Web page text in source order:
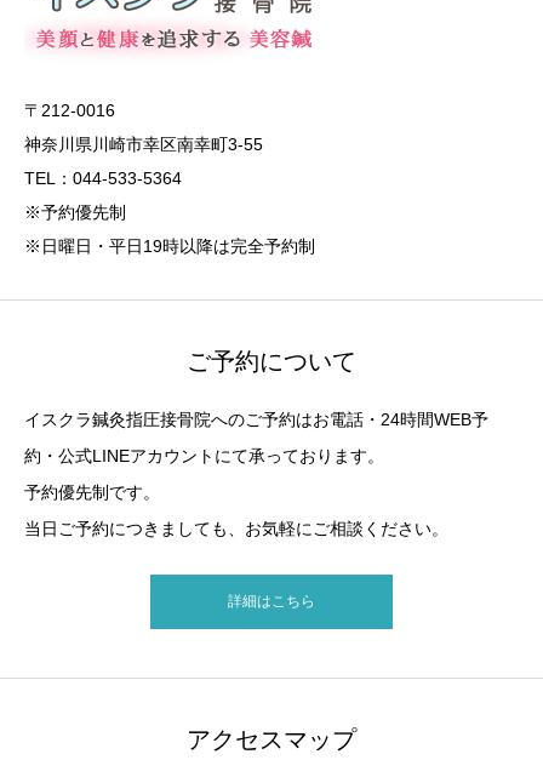
〒212-0016
神奈川県川崎市幸区南幸町3-55
TEL：044-533-5364
※予約優先制
※日曜日・平日19時以降は完全予約制
ご予約について
イスクラ鍼灸指圧接骨院へのご予約はお電話・24時間WEB予
約・公式LINEアカウントにて承っております。
予約優先制です。
当日ご予約につきましても、お気軽にご相談ください。
詳細はこちら
アクセスマップ